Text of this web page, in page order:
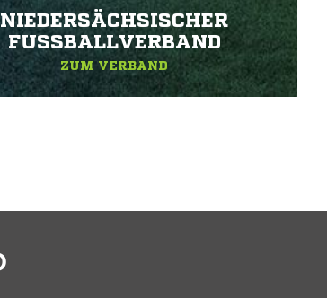
NIEDERSÄCHSISCHER
FUSSBALLVERBAND
ZUM VERBAND